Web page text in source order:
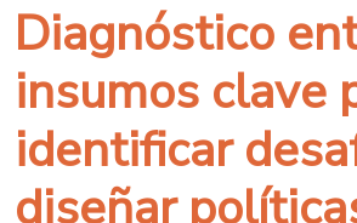
Diagnóstico
insumos clave
identificar
diseñar